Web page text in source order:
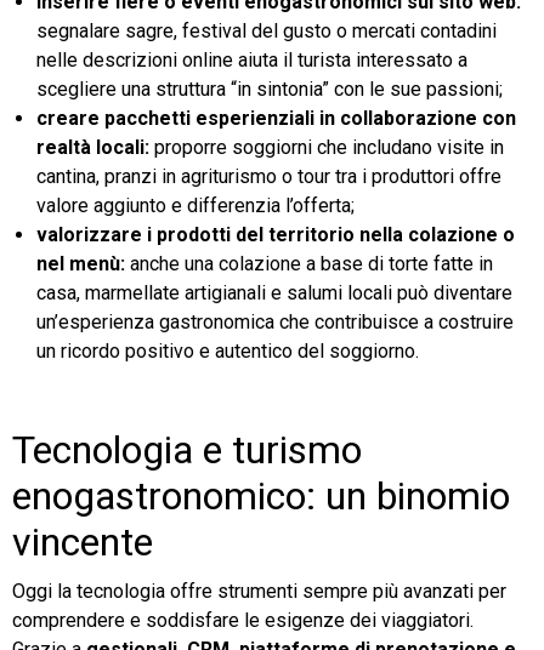
segnalare sagre, festival del gusto o mercati contadini
nelle descrizioni online aiuta il turista interessato a
scegliere una struttura “in sintonia” con le sue passioni;
creare pacchetti esperienziali in collaborazione con
realtà locali: proporre soggiorni che includano visite in
cantina, pranzi in agriturismo o tour tra i produttori offre
valore aggiunto e differenzia l’offerta;
valorizzare i prodotti del territorio nella colazione o
nel menù: anche una colazione a base di torte fatte in
casa, marmellate artigianali e salumi locali può diventare
un’esperienza gastronomica che contribuisce a costruire
un ricordo positivo e autentico del soggiorno.
Tecnologia e turismo
enogastronomico: un binomio
vincente
Oggi la tecnologia offre strumenti sempre più avanzati per
comprendere e soddisfare le esigenze dei viaggiatori.